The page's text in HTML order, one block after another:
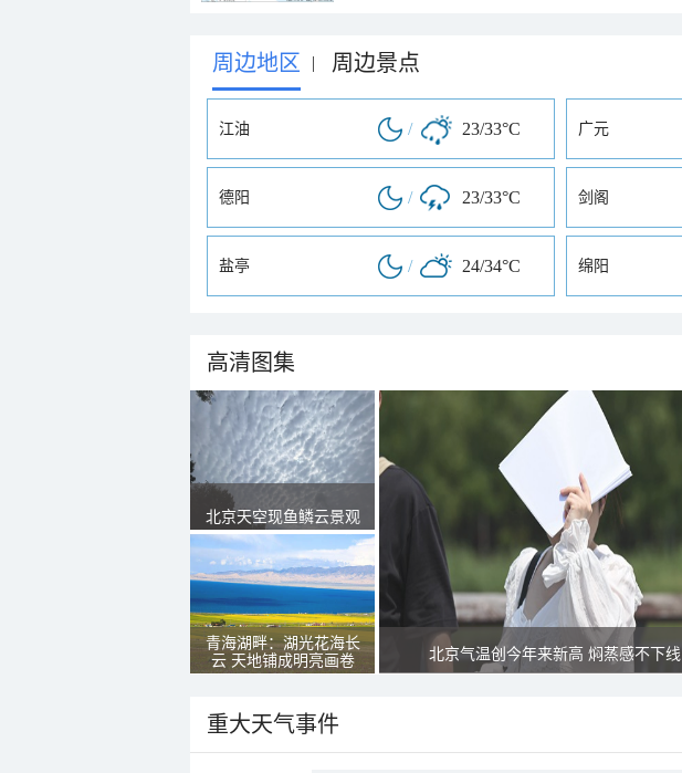
周边地区 | 周边景点
江油 / 23/33°C 广元
德阳 / 23/33°C 剑阁
盐亭 / 24/34°C 绵阳
高清图集
北京天空现鱼鳞云景观
青海湖畔：湖光花海长
云 天地铺成明亮画卷
北京气温创今年来新高 焖蒸感不下线
重大天气事件